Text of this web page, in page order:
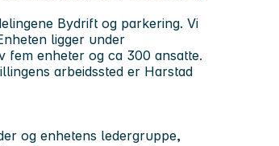
Bydrift og parkering. Vi
ligger under
fem enheter og ca 300 ansatte.
arbeidssted er Harstad
og enhetens ledergruppe,